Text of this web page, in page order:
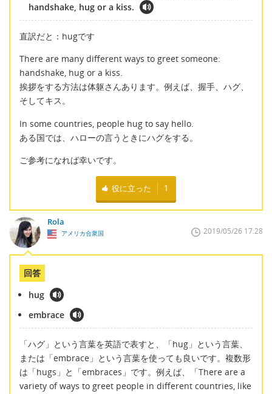
handshake, hug or a kiss.
直訳だと：hugです
There are many different ways to greet someone:
handshake, hug or a kiss.
挨拶をする方法は体躯さんあります。例えば、握手、ハグ、
そしてキス。
In some countries, people hug to say hello.
ある国では、ハローの言うときにハグをする。
ご参考になれば幸いです。
役に立った 1
Rola
アメリカ合衆国 2019/05/26 17:28
回答
hug
embrace
「ハグ」という言葉を英語で表すと、「hug」という言葉、
または「embrace」という言葉を使っても良いです。複数形
は「hugs」と「embraces」です。例えば、「There are a
variety of ways to greet people in different countries, like